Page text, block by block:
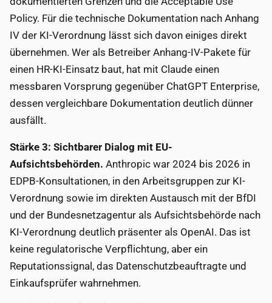
Policy. Für die technische Dokumentation nach Anhang
IV der KI-Verordnung lässt sich davon einiges direkt
übernehmen. Wer als Betreiber Anhang-IV-Pakete für
einen HR-KI-Einsatz baut, hat mit Claude einen
messbaren Vorsprung gegenüber ChatGPT Enterprise,
dessen vergleichbare Dokumentation deutlich dünner
ausfällt.
Stärke 3: Sichtbarer Dialog mit EU-
Aufsichtsbehörden. Anthropic war 2024 bis 2026 in
EDPB-Konsultationen, in den Arbeitsgruppen zur KI-
Verordnung sowie im direkten Austausch mit der BfDI
und der Bundesnetzagentur als Aufsichtsbehörde nach
KI-Verordnung deutlich präsenter als OpenAI. Das ist
keine regulatorische Verpflichtung, aber ein
Reputationssignal, das Datenschutzbeauftragte und
Einkaufsprüfer wahrnehmen.